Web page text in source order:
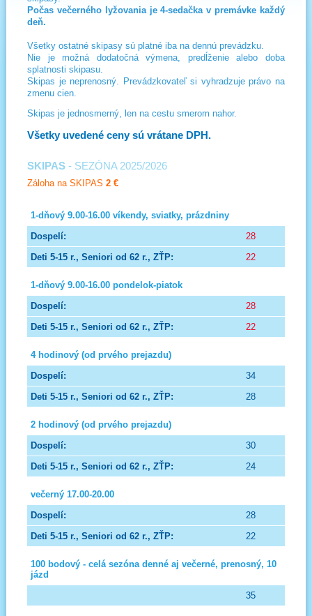
Počas večerného lyžovania je 4-sedačka v premávke každý
deň.
Všetky ostatné skipasy sú platné iba na dennú prevádzku.
Nie je možná dodatočná výmena, predĺženie alebo doba
splatnosti skipasu.
Skipas je neprenosný. Prevádzkovateľ si vyhradzuje právo na
zmenu cien.
Skipas je jednosmerný, len na cestu smerom nahor.
Všetky uvedené ceny sú vrátane DPH.
SKIPAS- SEZÓNA 2025/2026
Záloha na SKIPAS 2 €
1-dňový 9.00-16.00 víkendy, sviatky, prázdniny
28
22
1-dňový 9.00-16.00 pondelok-piatok
28
22
4 hodinový (od prvého prejazdu)
34
28
2 hodinový (od prvého prejazdu)
30
24
večerný 17.00-20.00
28
22
100 bodový - celá sezóna denné aj večerné, prenosný, 10
jázd
35